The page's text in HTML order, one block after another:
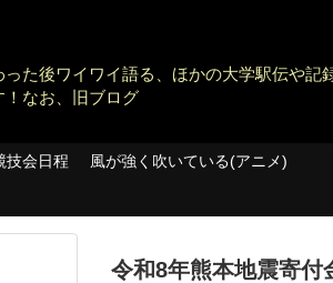
た後ワイワイ語る、ほかの大学駅伝や記
なお、旧ブログ
技会日程
風が強く吹いている(アニメ)
令和8年熊本地震寄付